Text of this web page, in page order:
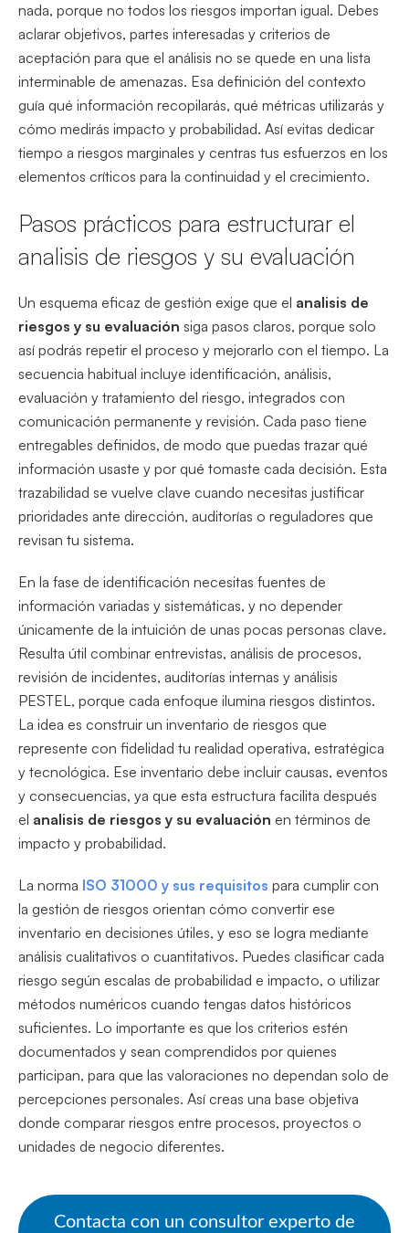
nada, porque no todos los riesgos importan igual. Debes
aclarar objetivos, partes interesadas y criterios de
aceptación para que el análisis no se quede en una lista
interminable de amenazas. Esa definición del contexto
guía qué información recopilarás, qué métricas utilizarás y
cómo medirás impacto y probabilidad. Así evitas dedicar
tiempo a riesgos marginales y centras tus esfuerzos en los
elementos críticos para la continuidad y el crecimiento.
Pasos prácticos para estructurar el
analisis de riesgos y su evaluación
Un esquema eficaz de gestión exige que el analisis de
riesgos y su evaluación siga pasos claros, porque solo
así podrás repetir el proceso y mejorarlo con el tiempo. La
secuencia habitual incluye identificación, análisis,
evaluación y tratamiento del riesgo, integrados con
comunicación permanente y revisión. Cada paso tiene
entregables definidos, de modo que puedas trazar qué
información usaste y por qué tomaste cada decisión. Esta
trazabilidad se vuelve clave cuando necesitas justificar
prioridades ante dirección, auditorías o reguladores que
revisan tu sistema.
En la fase de identificación necesitas fuentes de
información variadas y sistemáticas, y no depender
únicamente de la intuición de unas pocas personas clave.
Resulta útil combinar entrevistas, análisis de procesos,
revisión de incidentes, auditorías internas y análisis
PESTEL, porque cada enfoque ilumina riesgos distintos.
La idea es construir un inventario de riesgos que
represente con fidelidad tu realidad operativa, estratégica
y tecnológica. Ese inventario debe incluir causas, eventos
y consecuencias, ya que esta estructura facilita después
el analisis de riesgos y su evaluación en términos de
impacto y probabilidad.
La norma ISO 31000 y sus requisitos para cumplir con
la gestión de riesgos orientan cómo convertir ese
inventario en decisiones útiles, y eso se logra mediante
análisis cualitativos o cuantitativos. Puedes clasificar cada
riesgo según escalas de probabilidad e impacto, o utilizar
métodos numéricos cuando tengas datos históricos
suficientes. Lo importante es que los criterios estén
documentados y sean comprendidos por quienes
participan, para que las valoraciones no dependan solo de
percepciones personales. Así creas una base objetiva
donde comparar riesgos entre procesos, proyectos o
unidades de negocio diferentes.
Contacta con un consultor experto de